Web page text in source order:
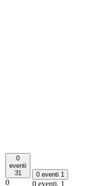
0
eventi
31
0
0 eventi 1
0 eventi, 1